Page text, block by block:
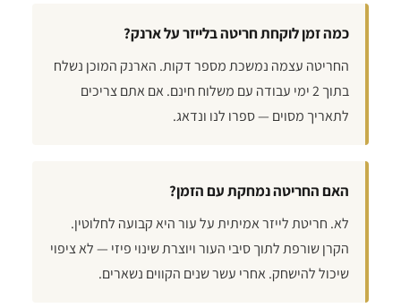
כמה זמן לוקחת חריטה בלייזר על ארנק?
החריטה עצמה נמשכת מספר דקות. הארנק המוכן נשלח
בתוך 2 ימי עבודה עם משלוח חינם. אם אתם צריכים
לתאריך מסוים — ספרו לנו ונדאג.
האם החריטה נמחקת עם הזמן?
לא. חריטת לייזר אמיתית על עור היא קבועה לחלוטין.
הקרן שורפת לתוך סיבי העור ויוצרת שינוי פיזי — לא ציפוי
שיכול להישחק. אחרי עשר שנים הקווים נשארים.